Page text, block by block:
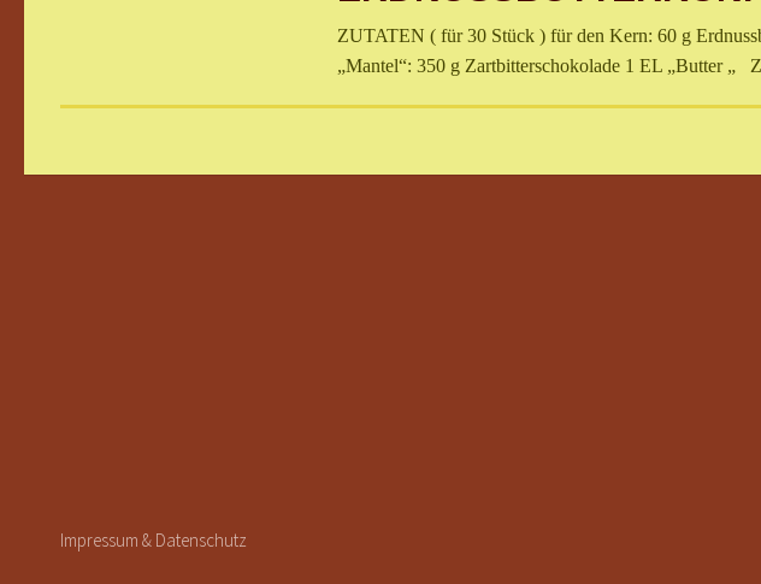
Cookie Consent plugin for the EU cookie law
ZUTATEN ( für 30 Stück ) für den Kern: 60 g
„Mantel“: 350 g Zartbitterschokolade 1 EL „Butter „
Impressum & Datenschutz